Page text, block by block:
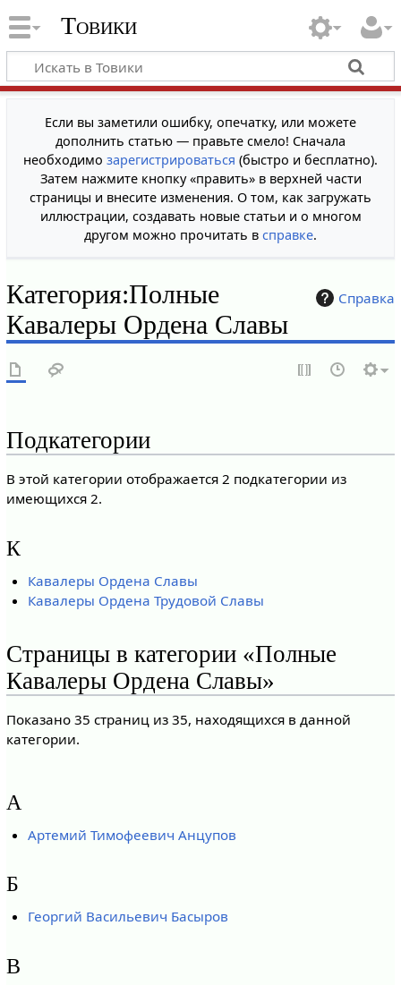
Товики
Если вы заметили ошибку, опечатку, или можете
дополнить статью — правьте смело! Сначала
необходимо зарегистрироваться (быстро и бесплатно).
Затем нажмите кнопку «править» в верхней части
страницы и внесите изменения. О том, как загружать
иллюстрации, создавать новые статьи и о многом
другом можно прочитать в справке.
Справка
Категория:Полные
Кавалеры Ордена Славы
Подкатегории
В этой категории отображается 2 подкатегории из
имеющихся 2.
К
Кавалеры Ордена Славы
Кавалеры Ордена Трудовой Славы
Страницы в категории «Полные
Кавалеры Ордена Славы»
Показано 35 страниц из 35, находящихся в данной
категории.
А
Артемий Тимофеевич Анцупов
Б
Георгий Васильевич Басыров
В